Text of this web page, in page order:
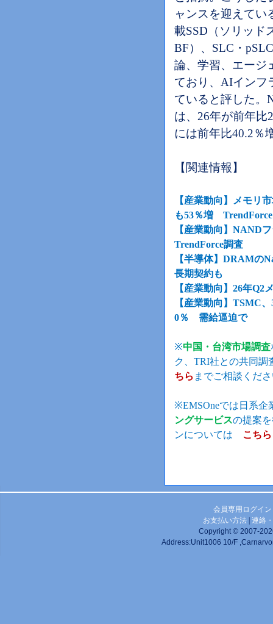
ャンスを迎えてい
載SSD（ソリッド
BF）、SLC・
論、学習、エージ
ており、AIインフ
ていると評した。
は、26年が前年比
には前年比40.2％
【関連情報】
【産業動向】メモリ
も53％増
【産業動向】NAND
TrendForce調査
【半導体】DRAMの
長期契約も
【産業動向】26年
【産業動向】TSMC
0％ 需給逼迫で
※中国・台湾市場調査
ク、TRI社との共同
ちら までご相談くだ
※EMSOneでは日系企
ングサービスの提案
ンについては こちら